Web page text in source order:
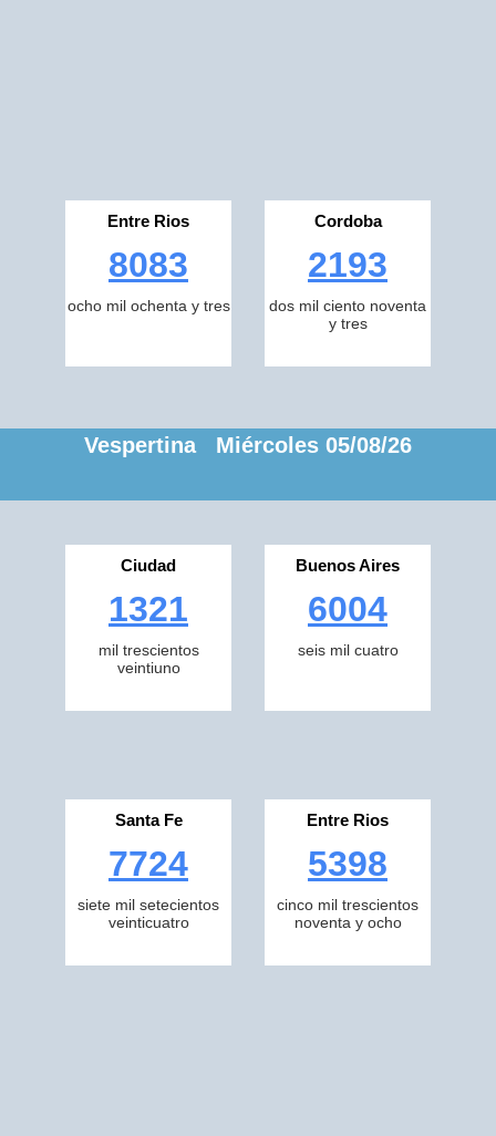
Entre Rios
8083
ocho mil ochenta y tres
Cordoba
2193
dos mil ciento noventa
y tres
Vespertina Miércoles 05/08/26
Ciudad
1321
mil trescientos
veintiuno
Buenos Aires
6004
seis mil cuatro
Santa Fe
7724
siete mil setecientos
veinticuatro
Entre Rios
5398
cinco mil trescientos
noventa y ocho